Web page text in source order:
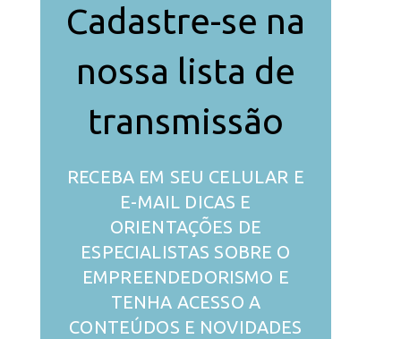
Cadastre-se na
nossa lista de
transmissão
RECEBA EM SEU CELULAR E
E-MAIL DICAS E
ORIENTAÇÕES DE
ESPECIALISTAS SOBRE O
EMPREENDEDORISMO E
TENHA ACESSO A
CONTEÚDOS E NOVIDADES